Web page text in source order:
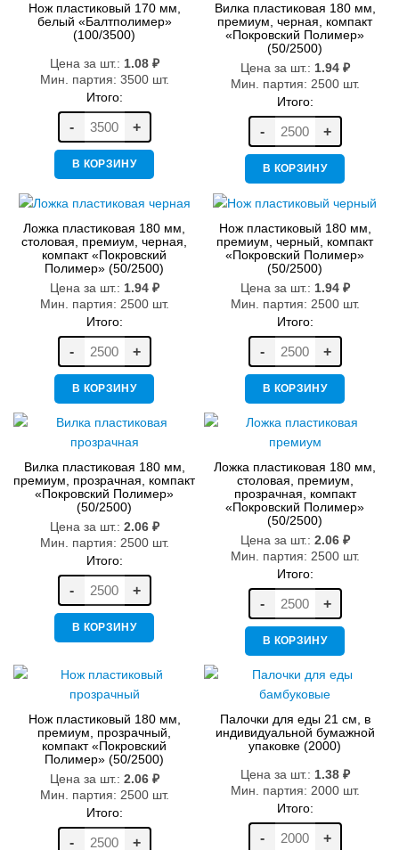
Нож пластиковый 170 мм,
белый «Балтполимер»
(100/3500)
Цена за шт.: 1.08 ₽
Мин. партия: 3500 шт.
Итого:
- +
В КОРЗИНУ
Вилка пластиковая 180 мм,
премиум, черная, компакт
«Покровский Полимер»
(50/2500)
Цена за шт.: 1.94 ₽
Мин. партия: 2500 шт.
Итого:
- +
В КОРЗИНУ
Ложка пластиковая 180 мм,
столовая, премиум, черная,
компакт «Покровский
Полимер» (50/2500)
Цена за шт.: 1.94 ₽
Мин. партия: 2500 шт.
Итого:
- +
В КОРЗИНУ
Нож пластиковый 180 мм,
премиум, черный, компакт
«Покровский Полимер»
(50/2500)
Цена за шт.: 1.94 ₽
Мин. партия: 2500 шт.
Итого:
- +
В КОРЗИНУ
Вилка пластиковая 180 мм,
премиум, прозрачная, компакт
«Покровский Полимер»
(50/2500)
Цена за шт.: 2.06 ₽
Мин. партия: 2500 шт.
Итого:
- +
В КОРЗИНУ
Ложка пластиковая 180 мм,
столовая, премиум,
прозрачная, компакт
«Покровский Полимер»
(50/2500)
Цена за шт.: 2.06 ₽
Мин. партия: 2500 шт.
Итого:
- +
В КОРЗИНУ
Нож пластиковый 180 мм,
премиум, прозрачный,
компакт «Покровский
Полимер» (50/2500)
Цена за шт.: 2.06 ₽
Мин. партия: 2500 шт.
Итого:
- +
Палочки для еды 21 см, в
индивидуальной бумажной
упаковке (2000)
Цена за шт.: 1.38 ₽
Мин. партия: 2000 шт.
Итого:
- +